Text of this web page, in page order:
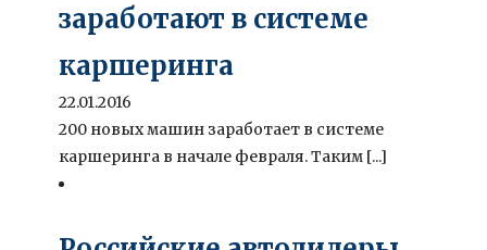
заработают в системе
каршеринга
22.01.2016
200 новых машин заработает в системе
каршеринга в начале февраля. Таким [...]